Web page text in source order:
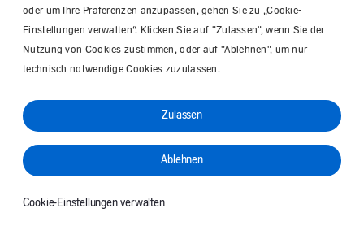
oder um Ihre Präferenzen anzupassen, gehen Sie zu „Cookie-
Einstellungen verwalten“. Klicken Sie auf "Zulassen", wenn Sie der
Nutzung von Cookies zustimmen, oder auf "Ablehnen", um nur
technisch notwendige Cookies zuzulassen.
Zulassen
Ablehnen
Cookie-Einstellungen verwalten